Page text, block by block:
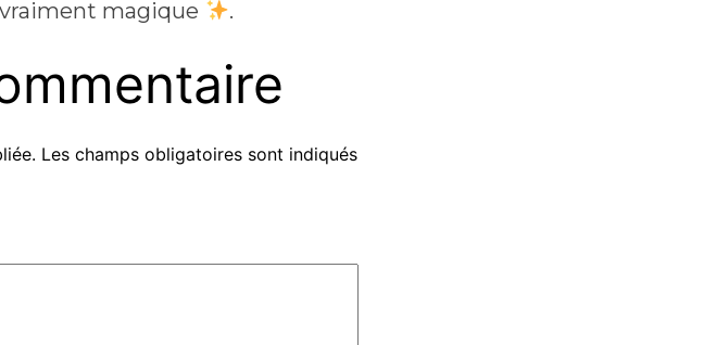
vraiment magique .
Les champs obligatoires sont indiqués